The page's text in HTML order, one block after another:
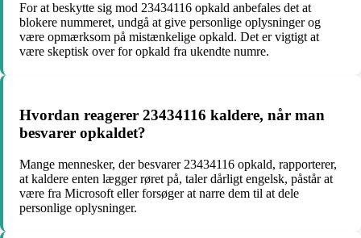
For at beskytte sig mod 23434116 opkald anbefales det at
blokere nummeret, undgå at give personlige oplysninger og
være opmærksom på mistænkelige opkald. Det er vigtigt at
være skeptisk over for opkald fra ukendte numre.
Hvordan reagerer 23434116 kaldere, når man
besvarer opkaldet?
Mange mennesker, der besvarer 23434116 opkald, rapporterer,
at kaldere enten lægger røret på, taler dårligt engelsk, påstår at
være fra Microsoft eller forsøger at narre dem til at dele
personlige oplysninger.